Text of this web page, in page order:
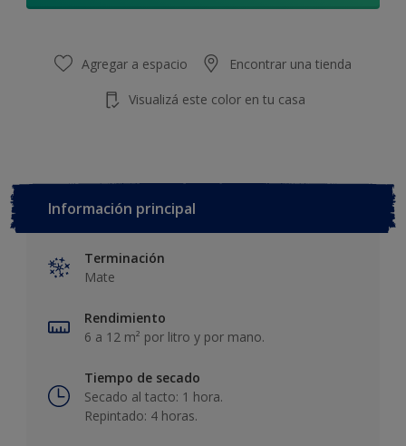
Agregar a espacio Encontrar una tienda
Visualizá este color en tu casa
Información principal
Terminación
Mate
Rendimiento
6 a 12 m² por litro y por mano.
Tiempo de secado
Secado al tacto: 1 hora.
Repintado: 4 horas.